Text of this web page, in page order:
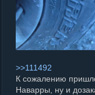
>>111492
К сожалению
Наварры, ну и